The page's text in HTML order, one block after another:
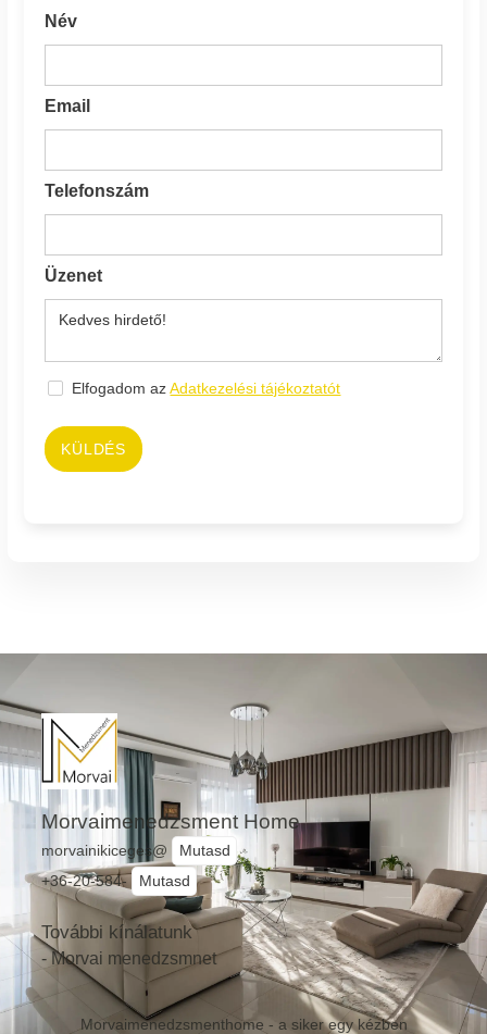
Név
Email
Telefonszám
Üzenet
Elfogadom azAdatkezelési tájékoztatót
KÜLDÉS
Morvaimenedzsment Home
morvainikiceges@
Mutasd
+36-20-584-
Mutasd
További kínálatunk
- Morvai menedzsmnet
Morvaimenedzsmenthome - a siker egy kézben